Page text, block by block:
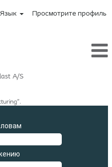
Язык Просмотрите профиль
A/S(текущая